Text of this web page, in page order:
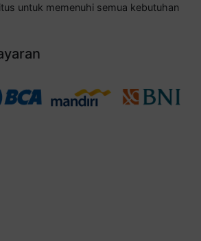
untuk memenuhi semua kebutuhan